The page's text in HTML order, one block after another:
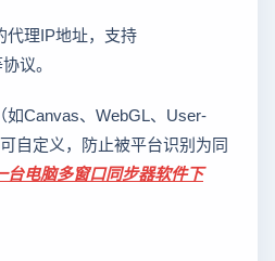
代理IP地址，支持
议。
Canvas、WebGL、User-
自定义，防止被平台识别为同
台电脑多窗口同步器软件下